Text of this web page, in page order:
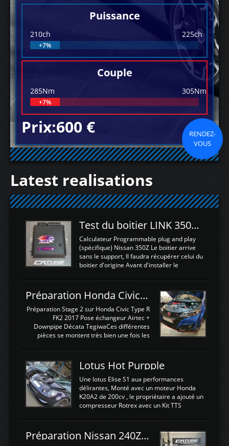
Puissance
210ch 225ch
+7%
Couple
285Nm 305Nm
+7%
Prix:600 €
RENDEZ-
VOUS
Latest realisations
Test du boitier LINK 350Z Plugin ECU
Calculateur Programmable plug and play
(spécifique) Nissan 350Z Le boitier arrive
sans le support, Il faudra récupérer celui du
boitier d'origine Avant d'installer le
d'envoyer l'information de la large bande
dans le boitier. sydney sweeney deepfake
La sortie 0-5V de l'afr sera connectée sur
l'entrée AN Volt 8 et GndAN pour
Analogique, et Volt car l'information est une
tension (Pas une résistance variable d'un
est temps de brancher le ...
Préparation Honda Civic Type R FK2
Préparation Stage 2 sur Honda Civic Type R
FK2 2017 Pose échangeur Airtec +
Downpipe Décata TegiwaCes différentes
pièces se montent très bien une fois les
légere découpe du plastique inferieur,
negénant en rien la structure ou le
fonctionnement du fond plat. Une
reprogrammation Stage 2 est faite sur le
calculateur d'origine. Une alternative
économique au passage sur Hondata
d'origine 310cv et 400Nn , Une fois
reprogrammé et les ...
Lotus Hot Purpple
Une lotus Elise S1 aux performances
délirantes, Monté avec un moteur Honda
K20A2 de 200cv , le propriétaire a ajouté un
compresseur Rotrex avec un Kit TTS
d'augmenter la puissance de son moteur:
un watercooler a été ajouté. 300Cv sans
Préparation Nissan 240Z SR20DET